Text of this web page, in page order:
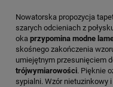
Nowatorska propozycja
szarych odcieniach z
oka przypomina modne
skośnego zakończenia
umiejętnym przesunięciem
trójwymiarowości. Pięknie
sypialni. Wzór nietuzinkowy